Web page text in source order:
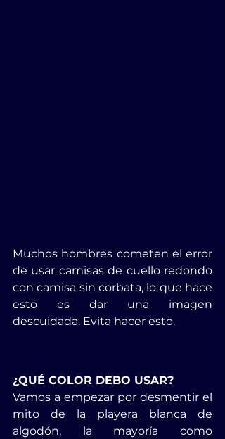
Muchos hombres cometen el error
de usar camisas de cuello redondo
con camisa sin corbata, lo que hace
esto es dar una imagen
descuidada. Evita hacer esto.
¿QUÉ COLOR DEBO USAR?
Vamos a empezar por desmentir el
mito de la playera blanca de
algodón, la mayoría como